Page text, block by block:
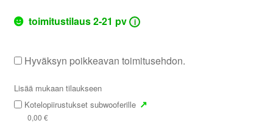
toimitustilaus 2-21 pv i
Hyväksyn poikkeavan toimitusehdon.
Lisää mukaan tilaukseen
Kotelopiirustukset subwooferille ↗
0,00 €